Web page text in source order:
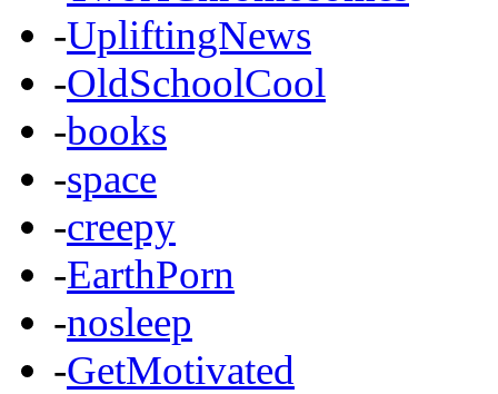
-UpliftingNews
-OldSchoolCool
-books
-space
-creepy
-EarthPorn
-nosleep
-GetMotivated